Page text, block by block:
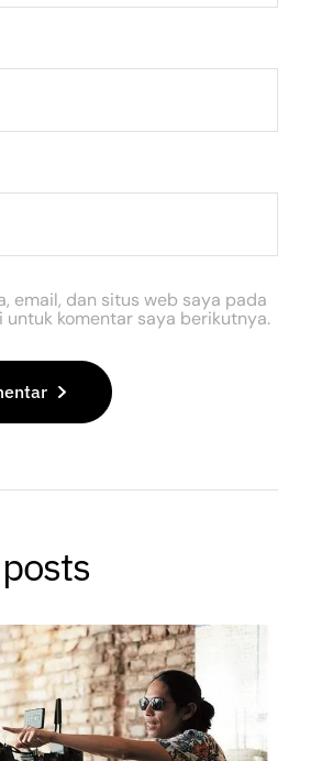
email, dan situs web saya pada
untuk komentar saya berikutnya.